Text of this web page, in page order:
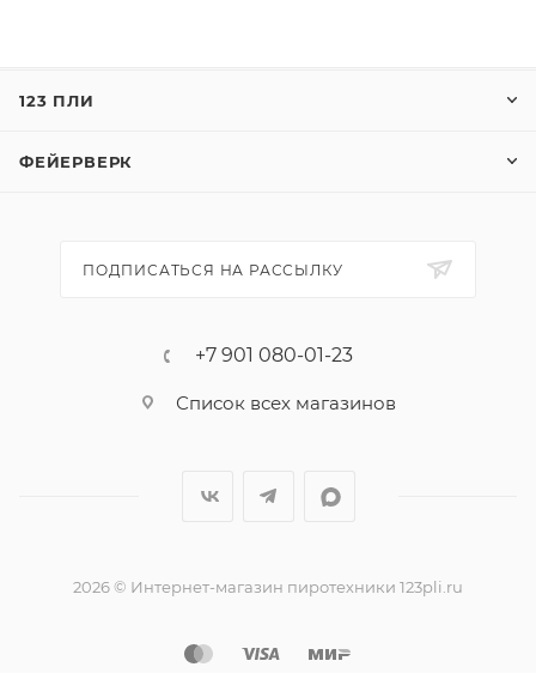
адреналина, который вызывает громкий "бабах"
Моргана-1" по мощности соответствует петардам
Эффекты:
123 ПЛИ
ФЕЙЕРВЕРК
ПОДПИСАТЬСЯ НА РАССЫЛКУ
+7 901 080-01-23
Список всех магазинов
2026 © Интернет-магазин пиротехники 123pli.ru